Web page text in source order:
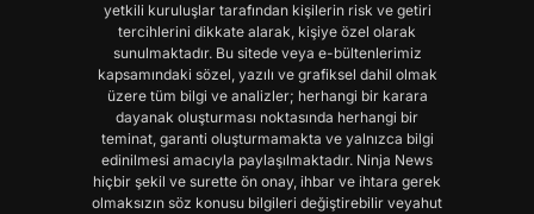
yetkili kuruluşlar tarafından kişilerin risk ve getiri
tercihlerini dikkate alarak, kişiye özel olarak
sunulmaktadır. Bu sitede veya e-bültenlerimiz
kapsamındaki sözel, yazılı ve grafiksel dahil olmak
üzere tüm bilgi ve analizler; herhangi bir karara
dayanak oluşturması noktasında herhangi bir
teminat, garanti oluşturmamakta ve yalnızca bilgi
edinilmesi amacıyla paylaşılmaktadır. Ninja News
hiçbir şekil ve surette ön onay, ihbar ve ihtara gerek
olmaksızın söz konusu bilgileri değiştirebilir veyahut